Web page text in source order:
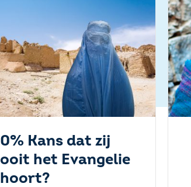
0% Kans dat zij
ooit het Evangelie
hoort?